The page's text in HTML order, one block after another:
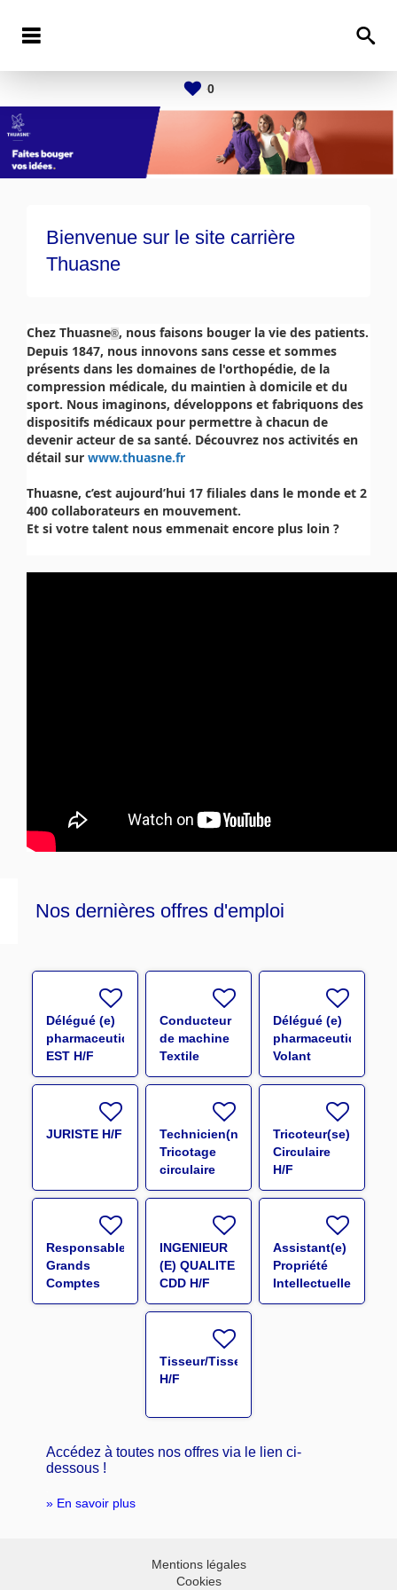
0
Bienvenue sur le site carrière
Thuasne
Chez Thuasne®, nous faisons bouger la vie des patients.
Depuis 1847, nous innovons sans cesse et sommes
présents dans les domaines de l'orthopédie, de la
compression médicale, du maintien à domicile et du
sport. Nous imaginons, développons et fabriquons des
dispositifs médicaux pour permettre à chacun de
devenir acteur de sa santé. Découvrez nos activités en
détail sur www.thuasne.fr
Thuasne, c’est aujourd’hui 17 filiales dans le monde et 2
400 collaborateurs en mouvement.
Et si votre talent nous emmenait encore plus loin ?
Nos dernières offres d'emploi
Délégué (e)
pharmaceutique
EST H/F
Conducteur
de machine
Textile
(guipeur)
Délégué (e)
pharmaceutique
Volant
Grand Est
JURISTE H/F
Technicien(ne)
Tricotage
circulaire
H/F
Tricoteur(se)
Circulaire
H/F
Responsable
Grands
Comptes
Sport EMEA
INGENIEUR
(E) QUALITE
CDD H/F
Assistant(e)
Propriété
Intellectuelle
&
Tisseur/Tisseuse
H/F
Accédez à toutes nos offres via le lien ci-
dessous !
» En savoir plus
Mentions légales
Cookies